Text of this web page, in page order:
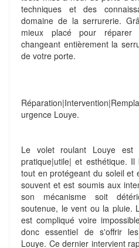
techniques et des
domaine de la serrurerie.
mieux placé pour
changeant entièrement la
de votre porte.
urgence Louye.
Le volet roulant Louye
pratique|utile| et esthétique.
tout en protégeant du soleil et
souvent et est soumis aux
son mécanisme soit
soutenue, le vent ou la pluie.
est compliqué voire
donc essentiel de s'offrir
Louye. Ce dernier intervient